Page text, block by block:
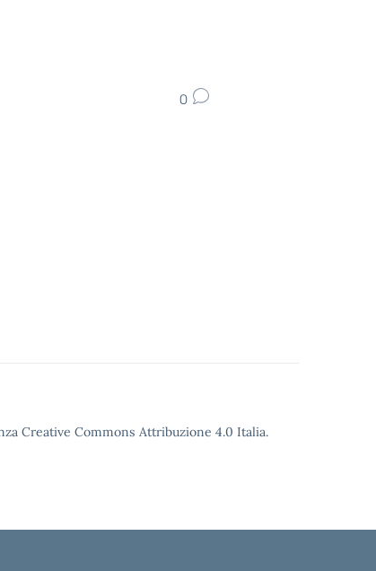
0
Creative Commons Attribuzione 4.0 Italia.